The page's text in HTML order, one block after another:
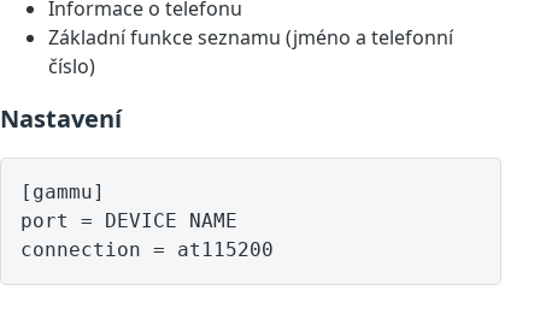
Informace o telefonu
Základní funkce seznamu (jméno a telefonní
číslo)
Nastavení
[gammu]
port = DEVICE NAME